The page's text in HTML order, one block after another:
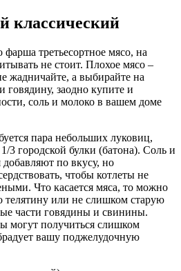
классический
фарша третьесортное мясо, на
не стоит. Плохое мясо –
жадничайте, а выбирайте на
заодно купите и
соль и молоко в вашем доме
пара небольших луковиц,
3 городской булки (батона). Соль и
по вкусу, но
чтобы котлеты не
Что касается мяса, то можно
телятину или не слишком старую
части говядины и свинины.
могут получиться слишком
вашу поджелудочную